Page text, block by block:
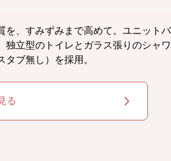
を、すみずみまで高めて。ユニット
独立型のトイレとガラス張りのシャ
タブ無し）を採用。
る